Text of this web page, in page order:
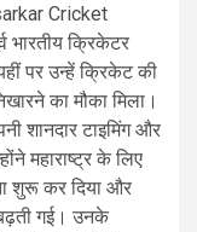
Cricket
भारतीय क्रिकेटर
पर उन्हें क्रिकेट की
का मौका मिला।
शानदार टाइमिंग और
महाराष्ट्र के लिए
शुरू कर दिया और
गई। उनके